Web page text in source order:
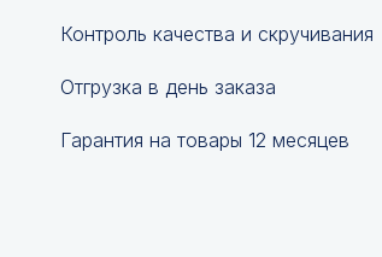
Контроль качества и скручивания
Отгрузка в день заказа
Гарантия на товары 12 месяцев